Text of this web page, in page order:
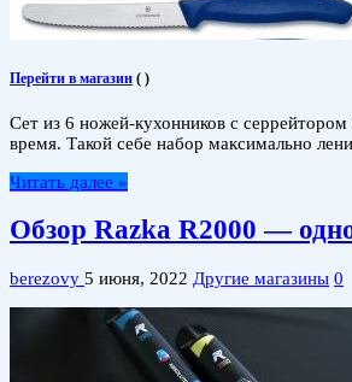
Перейти в магазин ( )
Сет из 6 ножей-кухонников с
время. Такой себе набор максимально
Читать далее »
Обзор Razka R2000 —
berezovy 5 июня, 2022 Другие магазины 0